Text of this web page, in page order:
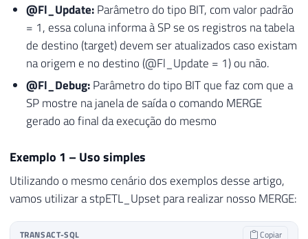
@Fl_Update:Parâmetro do tipo BIT, com valor padrão
= 1, essa coluna informa à SP se os registros na tabela
de destino (target) devem ser atualizados caso existam
na origem e no destino (@Fl_Update = 1) ou não.
@Fl_Debug:Parâmetro do tipo BIT que faz com que a
SP mostre na janela de saída o comando MERGE
gerado ao final da execução do mesmo
Exemplo 1 – Uso simples
Utilizando o mesmo cenário dos exemplos desse artigo,
vamos utilizar a stpETL_Upset para realizar nosso MERGE:
TRANSACT-SQL Copiar